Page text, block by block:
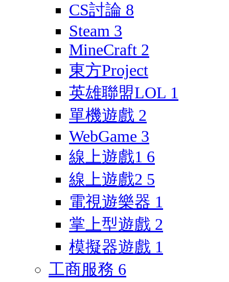
CS討論 8
Steam 3
MineCraft 2
東方Project
英雄聯盟LOL 1
單機遊戲 2
WebGame 3
線上遊戲1 6
線上遊戲2 5
電視遊樂器 1
掌上型遊戲 2
模擬器遊戲 1
工商服務 6